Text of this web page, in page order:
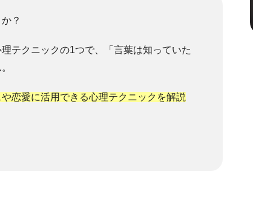
？
テクニックの1つで、「言葉は知っていた
恋愛に活用できる心理テクニックを解説